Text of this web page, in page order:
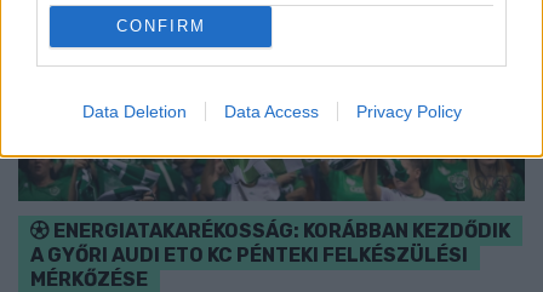
CONFIRM
Data Deletion Data Access Privacy Policy
ENERGIATAKARÉKOSSÁG: KORÁBBAN KEZDŐDIK
A GYŐRI AUDI ETO KC PÉNTEKI FELKÉSZÜLÉSI
MÉRKŐZÉSE